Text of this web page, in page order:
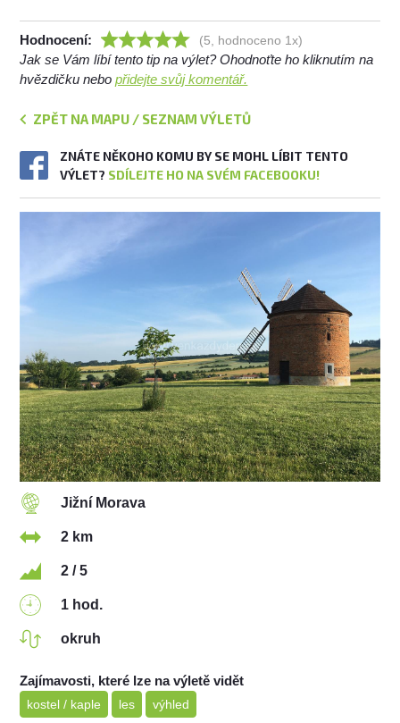
Hodnocení: (5, hodnoceno 1x)
Jak se Vám líbí tento tip na výlet? Ohodnoťte ho kliknutím na
hvězdičku nebopřidejte svůj komentář.
ZPĚT NA MAPU / SEZNAM VÝLETŮ
ZNÁTE NĚKOHO KOMU BY SE MOHL LÍBIT TENTO
VÝLET? SDÍLEJTE HO NA SVÉM FACEBOOKU!
Jižní Morava
2 km
2 / 5
1 hod.
okruh
Zajímavosti, které lze na výletě vidět
kostel / kaple les výhled